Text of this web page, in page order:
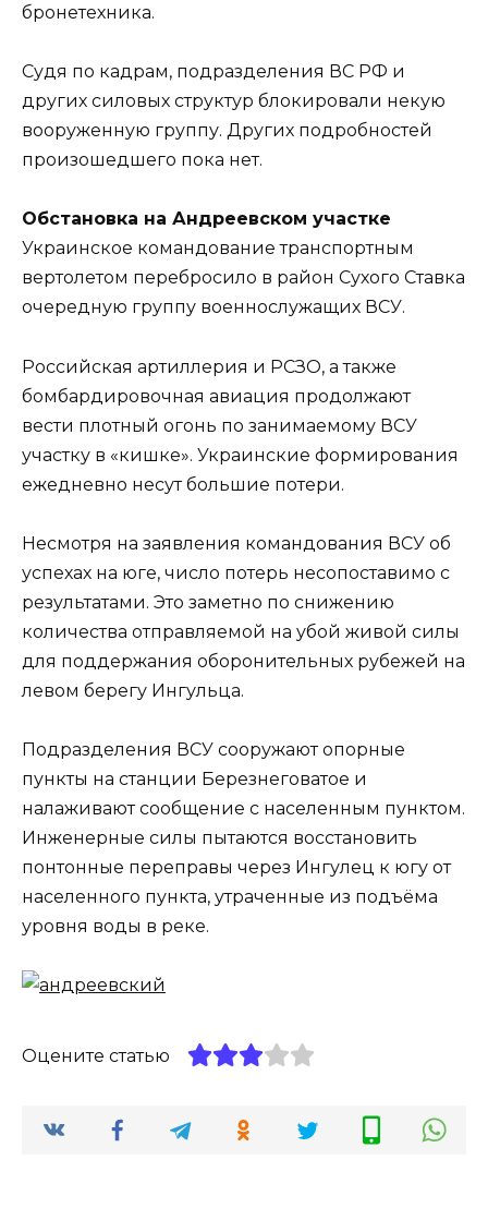
бронетехника.
Судя по кадрам, подразделения ВС РФ и
других силовых структур блокировали некую
вооруженную группу. Других подробностей
произошедшего пока нет.
Обстановка на Андреевском участке
Украинское командование транспортным
вертолетом перебросило в район Сухого Ставка
очередную группу военнослужащих ВСУ.
Российская артиллерия и РСЗО, а также
бомбардировочная авиация продолжают
вести плотный огонь по занимаемому ВСУ
участку в «кишке». Украинские формирования
ежедневно несут большие потери.
Несмотря на заявления командования ВСУ об
успехах на юге, число потерь несопоставимо с
результатами. Это заметно по снижению
количества отправляемой на убой живой силы
для поддержания оборонительных рубежей на
левом берегу Ингульца.
Подразделения ВСУ сооружают опорные
пункты на станции Березнеговатое и
налаживают сообщение с населенным пунктом.
Инженерные силы пытаются восстановить
понтонные переправы через Ингулец к югу от
населенного пункта, утраченные из подъёма
уровня воды в реке.
Оцените статью